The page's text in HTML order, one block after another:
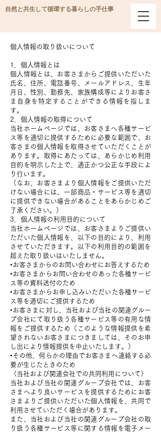
自然と共生して循環する暮らしの手仕事
個人情報の取り扱いについて
1．個人情報とは
個人情報とは、お客さまからご提供いただいた
氏名、住所、電話番号、メールアドレス、生年
月日、性別、勤務先、家族構成等によりお客さ
ま自身を特定することができる情報を指しま
す。
2．個人情報の取得について
当社ホームページでは、お客さまへ各種サービ
ス等を適切に提供するために必要な範囲で、お
客さまの個人情報を取得させていただくことが
あります。取得にあたっては、あらかじめ利用
目的を明示した上で、適正かつ公正な手段によ
り行います。
（なお、お客さまより個人情報をご提供いただ
けない場合には、一部商品・サービス等を適切
に提供できない場合があることをあらかじめご
了承ください。）
3．個人情報の利用目的について
当社ホームページでは、お客さまよりご提供い
ただいた個人情報を、以下の目的により、利用
させていただきます。以下の利用目的の範囲を
超えた取り扱いはいたしません。
•お客さまからのお問い合わせにお答えするため
•お客さまからお問い合わせのあった各種サービ
ス等の資料送付のため
•お客さまからお申し込みいただいた各種サービ
ス等を適切にご提供するため
•お客さまに対し、当社および当社の関連グルー
プ会社にて取り扱う各種サービス等の有用な情
報をご提供するため（このような情報提供を希
望されないお客さまにつきましては、そのお申
し出により情報提供を中止いたします。）
•その他、何らかの理由でお客さまへ連絡する必
要が生じたときのため
〈当社および関連会社での共同利用について〉
当社および当社の関連グループ会社では、お客
さまへより良いサービスを提供するためにお客
さまよりご提供いただいた個人情報を、共同で
利用させていただく場合があります。
また、当社および当社の関連グループ会社の取
り扱う各種サービス等に関する情報を電子メー